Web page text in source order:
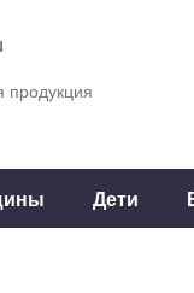
продукция
Дети